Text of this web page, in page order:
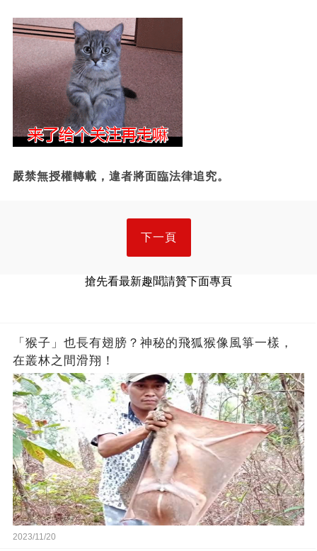
嚴禁無授權轉載，違者將面臨法律追究。
下一頁
搶先看最新趣聞請贊下面專頁
「猴子」也長有翅膀？神秘的飛狐猴像風箏一樣，
在叢林之間滑翔！
2023/11/20